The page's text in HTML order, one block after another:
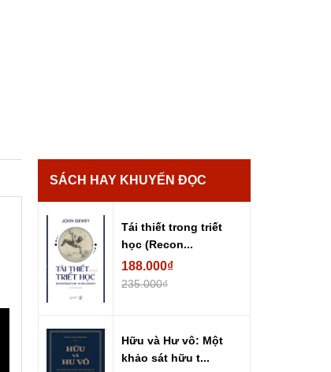
SÁCH HAY KHUYẾN ĐỌC
Tái thiết trong triết
học (Recon...
188.000₫
235.000₫
Hữu và Hư vô: Một
khảo sát hữu t...